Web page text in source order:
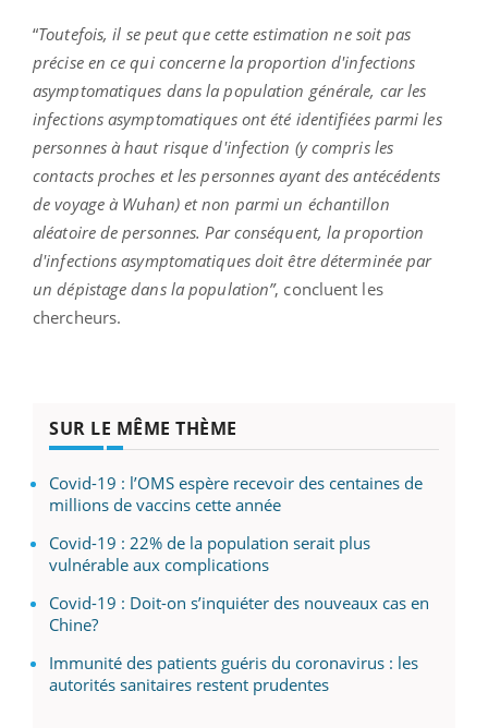
“Toutefois, il se peut que cette estimation ne soit pas
précise en ce qui concerne la proportion d'infections
asymptomatiques dans la population générale, car les
infections asymptomatiques ont été identifiées parmi les
personnes à haut risque d'infection (y compris les
contacts proches et les personnes ayant des antécédents
de voyage à Wuhan) et non parmi un échantillon
aléatoire de personnes. Par conséquent, la proportion
d'infections asymptomatiques doit être déterminée par
un dépistage dans la population”, concluent les
chercheurs.
SUR LE MÊME THÈME
Covid-19 : l’OMS espère recevoir des centaines de
millions de vaccins cette année
Covid-19 : 22% de la population serait plus
vulnérable aux complications
Covid-19 : Doit-on s’inquiéter des nouveaux cas en
Chine?
Immunité des patients guéris du coronavirus : les
autorités sanitaires restent prudentes